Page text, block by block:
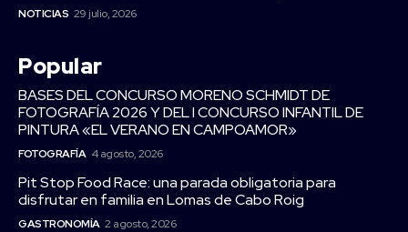
NOTICIAS 29 julio, 2026
Popular
BASES DEL CONCURSO MORENO SCHMIDT DE
FOTOGRAFÍA 2026 Y DEL I CONCURSO INFANTIL DE
PINTURA «EL VERANO EN CAMPOAMOR»
FOTOGRAFÍA 4 agosto, 2026
Pit Stop Food Race: una parada obligatoria para
disfrutar en familia en Lomas de Cabo Roig
GASTRONOMÍA 2 agosto, 2026